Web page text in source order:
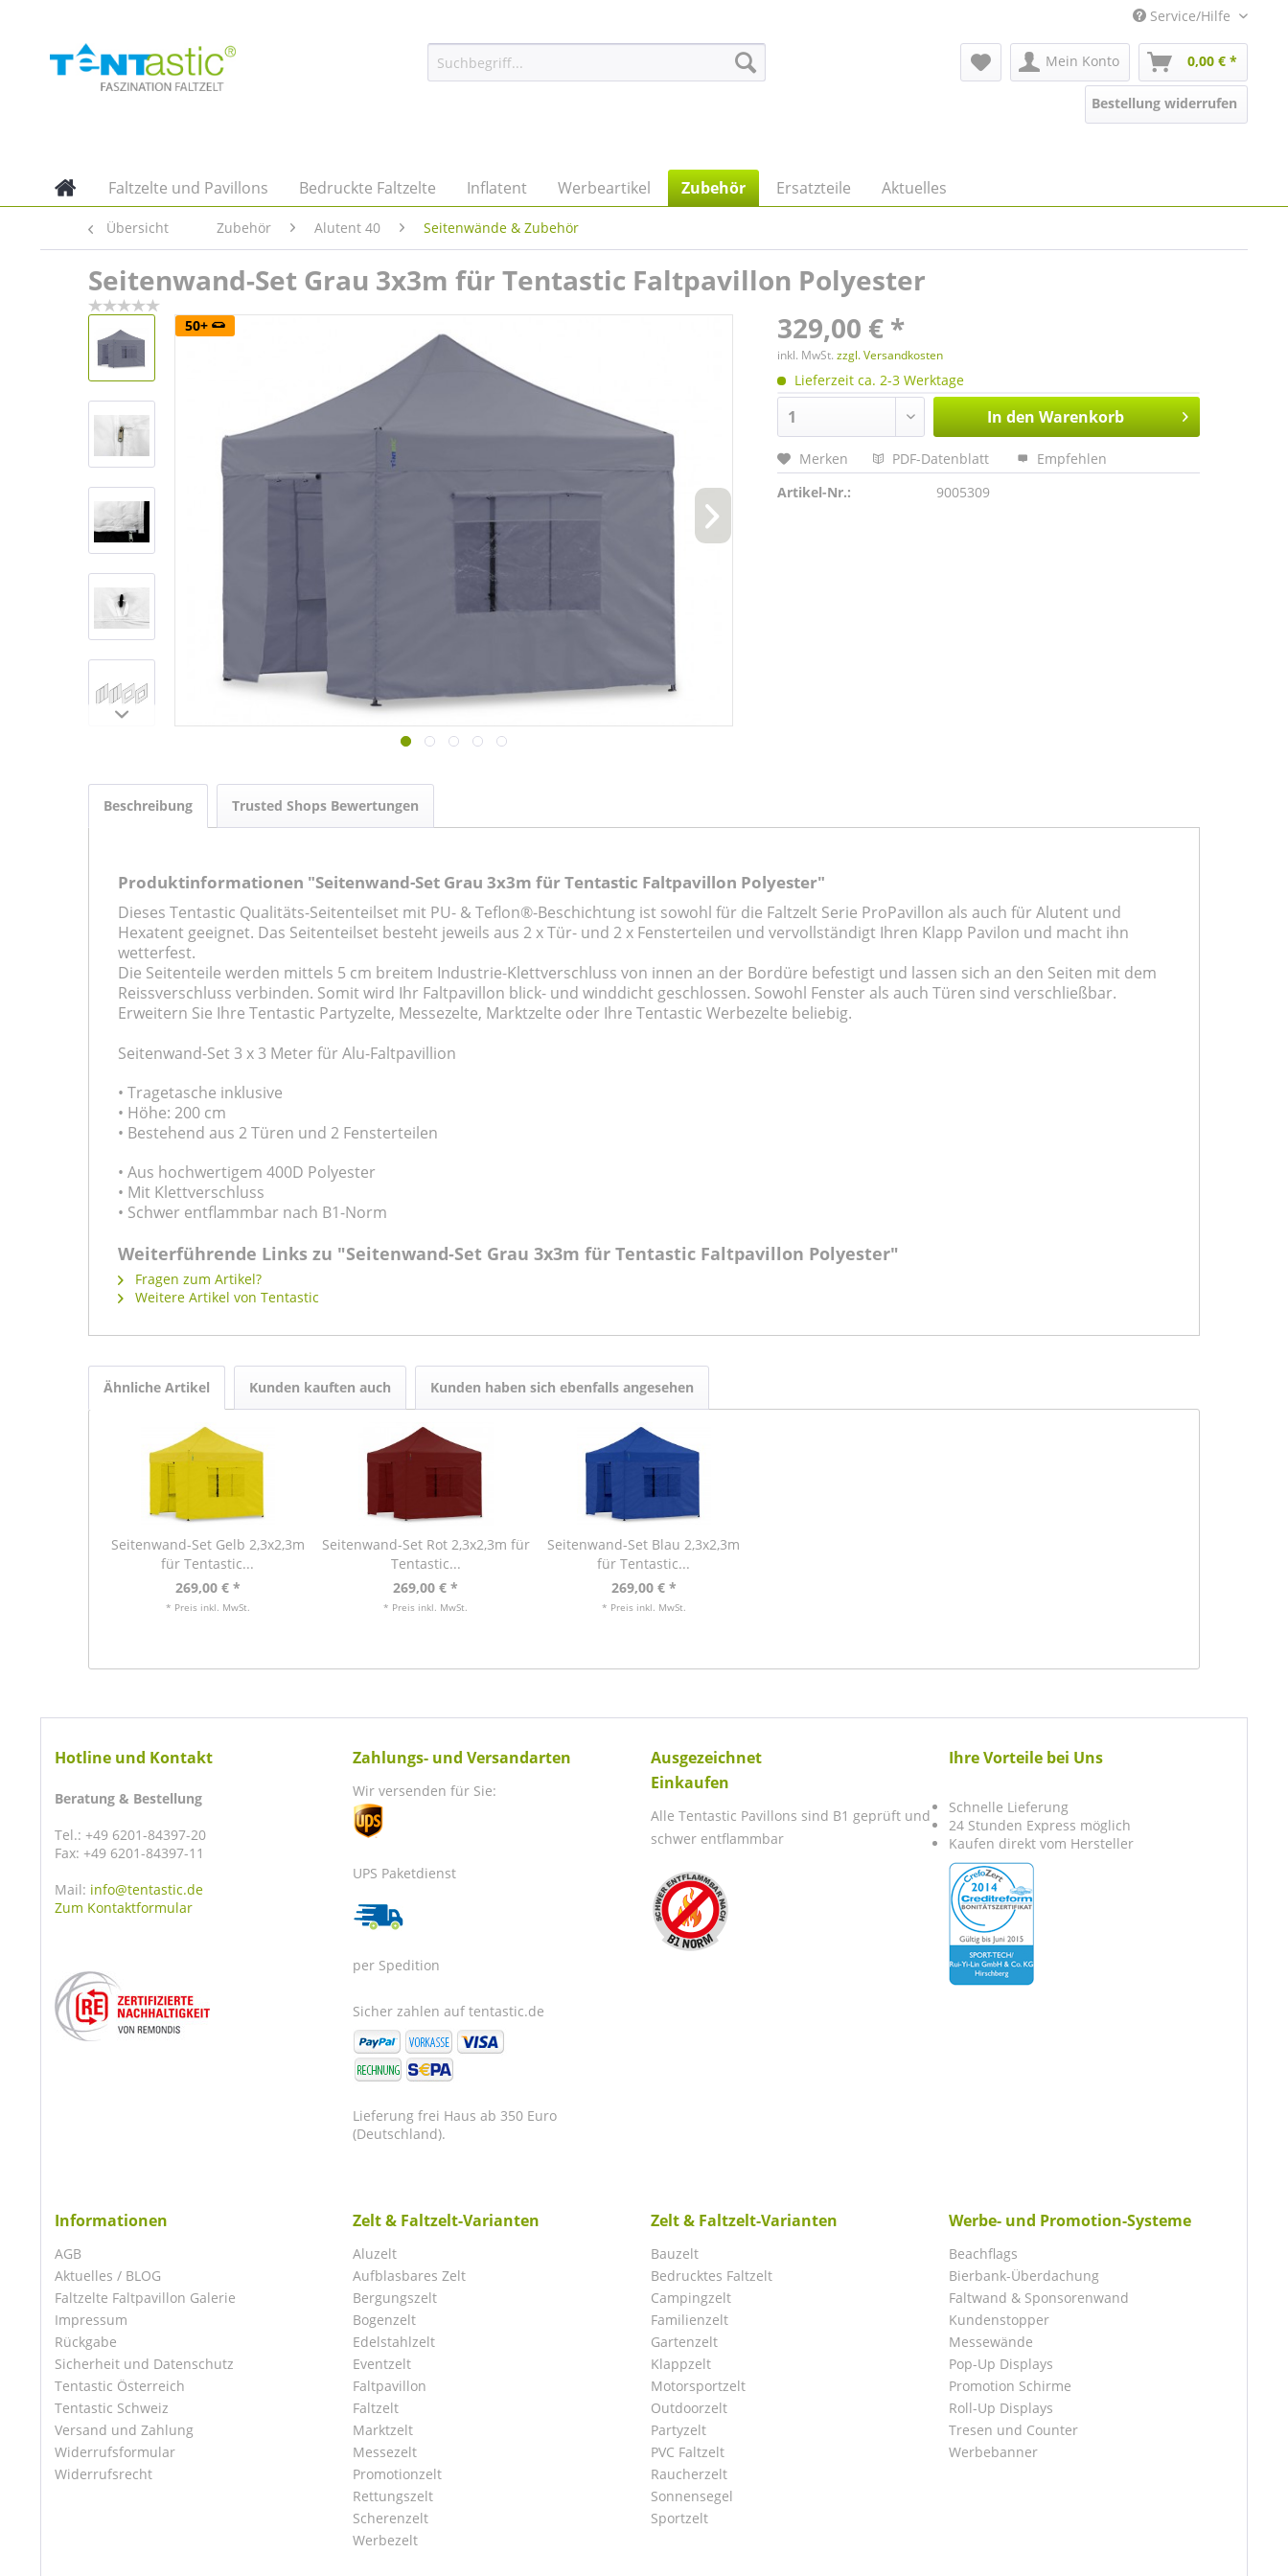
Service/Hilfe
Mein Konto 0,00 € *
Bestellung widerrufen
Faltzelte und Pavillons Bedruckte Faltzelte Inflatent Werbeartikel Zubehör Ersatzteile Aktuelles
Übersicht Zubehör Alutent 40 Seitenwände & Zubehör
Seitenwand-Set Grau 3x3m für Tentastic Faltpavillon Polyester
50+ 329,00 € *
inkl. MwSt.zzgl. Versandkosten
Lieferzeit ca. 2-3 Werktage
In den Warenkorb
Merken PDF-Datenblatt
Empfehlen
Artikel-Nr.:
9005309
Beschreibung Trusted Shops Bewertungen
Produktinformationen "Seitenwand-Set Grau 3x3m für Tentastic Faltpavillon Polyester"
Dieses Tentastic Qualitäts-Seitenteilset mit PU- & Teflon®-Beschichtung ist sowohl für die Faltzelt Serie ProPavillon als auch für Alutent und
Hexatent geeignet. Das Seitenteilset besteht jeweils aus 2 x Tür- und 2 x Fensterteilen und vervollständigt Ihren Klapp Pavilon und macht ihn
wetterfest.
Die Seitenteile werden mittels 5 cm breitem Industrie-Klettverschluss von innen an der Bordüre befestigt und lassen sich an den Seiten mit dem
Reissverschluss verbinden. Somit wird Ihr Faltpavillon blick- und winddicht geschlossen. Sowohl Fenster als auch Türen sind verschließbar.
Erweitern Sie Ihre Tentastic Partyzelte, Messezelte, Marktzelte oder Ihre Tentastic Werbezelte beliebig.
Seitenwand-Set 3 x 3 Meter für Alu-Faltpavillion
• Tragetasche inklusive
• Höhe: 200 cm
• Bestehend aus 2 Türen und 2 Fensterteilen
• Aus hochwertigem 400D Polyester
• Mit Klettverschluss
• Schwer entflammbar nach B1-Norm
Weiterführende Links zu "Seitenwand-Set Grau 3x3m für Tentastic Faltpavillon Polyester"
Fragen zum Artikel?
Weitere Artikel von Tentastic
Ähnliche Artikel Kunden kauften auch Kunden haben sich ebenfalls angesehen
Seitenwand-Set Gelb 2,3x2,3m
für Tentastic...
269,00 € *
* Preis inkl. MwSt.
Seitenwand-Set Rot 2,3x2,3m für
Tentastic...
269,00 € *
* Preis inkl. MwSt.
Seitenwand-Set Blau 2,3x2,3m
für Tentastic...
269,00 € *
* Preis inkl. MwSt.
Hotline und Kontakt
Beratung & Bestellung
Tel.: +49 6201-84397-20
Fax: +49 6201-84397-11
Mail: info@tentastic.de
Zum Kontaktformular
Zahlungs- und Versandarten
Wir versenden für Sie:
UPS Paketdienst
per Spedition
Sicher zahlen auf tentastic.de
Lieferung frei Haus ab 350 Euro
(Deutschland).
Ausgezeichnet
Einkaufen
Alle Tentastic Pavillons sind B1 geprüft und
schwer entflammbar
Ihre Vorteile bei Uns
Schnelle Lieferung
24 Stunden Express möglich
Kaufen direkt vom Hersteller
Informationen
AGB
Aktuelles / BLOG
Faltzelte Faltpavillon Galerie
Impressum
Rückgabe
Sicherheit und Datenschutz
Tentastic Österreich
Tentastic Schweiz
Versand und Zahlung
Widerrufsformular
Widerrufsrecht
Zelt & Faltzelt-Varianten
Aluzelt
Aufblasbares Zelt
Bergungszelt
Bogenzelt
Edelstahlzelt
Eventzelt
Faltpavillon
Faltzelt
Marktzelt
Messezelt
Promotionzelt
Rettungszelt
Scherenzelt
Werbezelt
Zelt & Faltzelt-Varianten
Bauzelt
Bedrucktes Faltzelt
Campingzelt
Familienzelt
Gartenzelt
Klappzelt
Motorsportzelt
Outdoorzelt
Partyzelt
PVC Faltzelt
Raucherzelt
Sonnensegel
Sportzelt
Werbe- und Promotion-Systeme
Beachflags
Bierbank-Überdachung
Faltwand & Sponsorenwand
Kundenstopper
Messewände
Pop-Up Displays
Promotion Schirme
Roll-Up Displays
Tresen und Counter
Werbebanner